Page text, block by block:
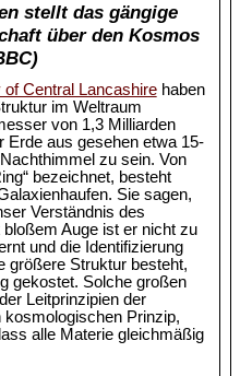
stellt das gängige
über den Kosmos
of Central Lancashirehaben
im Weltraum
von 1,3 Milliarden
Erde aus gesehen etwa 15-
zu sein. Von
bezeichnet, besteht
Sie sagen,
Verständnis des
Auge ist er nicht zu
und die Identifizierung
größere Struktur besteht,
gekostet. Solche großen
Leitprinzipien der
Prinzip,
alle Materie gleichmäßig